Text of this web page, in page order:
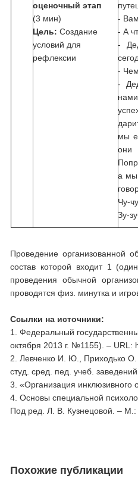
оценочный этап
(3 мин)
Цель: Создание
условий для
рефлексии
-
- А
-
-
-
мы
они
а мы
Чу-
Зу-
Проведение организованной
состав которой входит 1
проведения обычной
проводятся физ. минутка и
Ссылки на источники:
1.Федеральный
октября 2013 г. №1155). –
2. Левченко И. Ю., Приходько О.
студ. сред. пед. учеб.
3.«Организация инклюзивного
4.Основы специальной
Под ред. Л. В. Кузнецовой. – М.:
Похожие публикации